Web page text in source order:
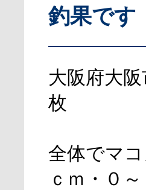
釣果です
大阪府大
枚
全体でマ
ｃｍ・０～